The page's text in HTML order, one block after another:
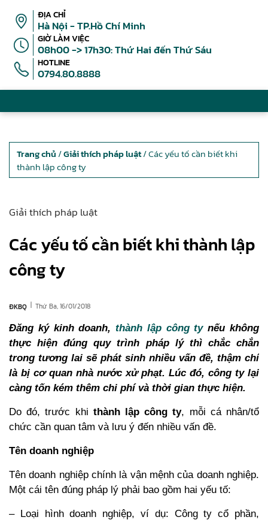
ĐỊA CHỈ
Hà Nội - TP.Hồ Chí Minh
GIỜ LÀM VIỆC
08h00 -> 17h30: Thứ Hai đến Thứ Sáu
HOTLINE
0794.80.8888
Trang chủ /Giải thích pháp luật/ Các yếu tố cần biết khi
thành lập công ty
Giải thích pháp luật
Các yếu tố cần biết khi thành lập
công ty
ĐKBQ | Thứ Ba, 16/01/2018
Đăng ký kinh doanh,thành lập công tynếu không
thực hiện đúng quy trình pháp lý thì chắc chắn
trong tương lai sẽ phát sinh nhiều vấn đề, thậm chí
là bị cơ quan nhà nước xử phạt. Lúc đó, công ty lại
càng tốn kém thêm chi phí và thời gian thực hiện.
Do đó, trước khi thành lập công ty, mỗi cá nhân/tổ
chức cần quan tâm và lưu ý đến nhiều vấn đề.
Tên doanh nghiệp
Tên doanh nghiệp chính là vận mệnh của doanh nghiệp.
Một cái tên đúng pháp lý phải bao gồm hai yếu tố:
– Loại hình doanh nghiệp, ví dụ: Công ty cổ phần,